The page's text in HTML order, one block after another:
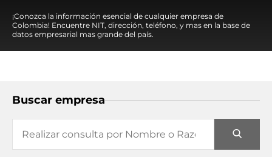
¡Conozca la información esencial de cualquier empresa de
Colombia! Encuentre NIT, dirección, teléfono, y mas en la base de
datos empresarial mas grande del país.
Buscar empresa